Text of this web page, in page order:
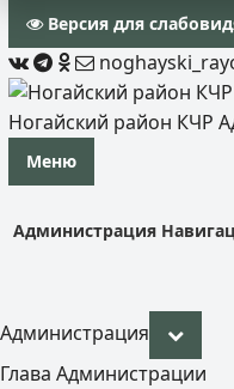
Версия для
Ногайский район КЧР
Меню
Администрация
Администрация
Глава Администрации